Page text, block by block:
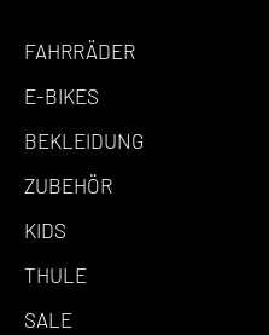
FAHRRÄDER
E-BIKES
BEKLEIDUNG
ZUBEHÖR
KIDS
THULE
SALE